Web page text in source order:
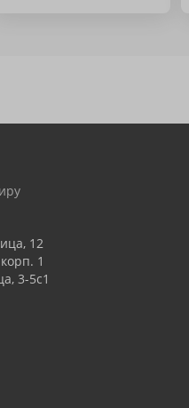
12
1
3-5с1